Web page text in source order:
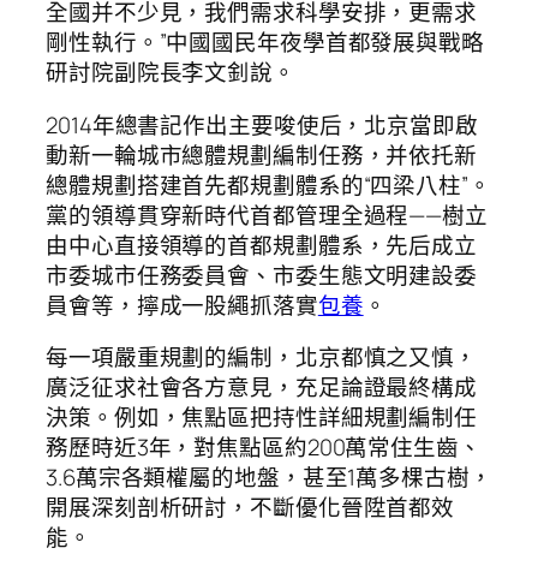
全國并不少見，我們需求科學安排，更需求
剛性執行。”中國國民年夜學首都發展與戰略
研討院副院長李文釗說。
2014年總書記作出主要唆使后，北京當即啟
動新一輪城市總體規劃編制任務，并依托新
總體規劃搭建首先都規劃體系的“四梁八柱”。
黨的領導貫穿新時代首都管理全過程——樹立
由中心直接領導的首都規劃體系，先后成立
市委城市任務委員會、市委生態文明建設委
員會等，擰成一股繩抓落實包養 。
每一項嚴重規劃的編制，北京都慎之又慎，
廣泛征求社會各方意見，充足論證最終構成
決策。例如，焦點區把持性詳細規劃編制任
務歷時近3年，對焦點區約200萬常住生齒、
3.6萬宗各類權屬的地盤，甚至1萬多棵古樹，
開展深刻剖析研討，不斷優化晉陞首都效
能。